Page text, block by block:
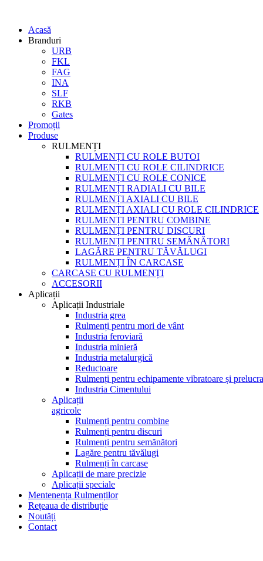
Acasă
Branduri
URB
FKL
FAG
INA
SLF
RKB
Gates
Promoții
Produse
RULMENȚI
RULMENȚI CU ROLE BUTOI
RULMENȚI CU ROLE CILINDRICE
RULMENȚI CU ROLE CONICE
RULMENȚI RADIALI CU BILE
RULMENȚI AXIALI CU BILE
RULMENȚI AXIALI CU ROLE CILINDRICE
RULMENȚI PENTRU COMBINE
RULMENȚI PENTRU DISCURI
RULMENȚI PENTRU SEMĂNĂTORI
LAGĂRE PENTRU TĂVĂLUGI
RULMENȚI ÎN CARCASE
CARCASE CU RULMENȚI
ACCESORII
Aplicații
Aplicații Industriale
Industria grea
Rulmenți pentru mori de vânt
Industria feroviară
Industria minieră
Industria metalurgică
Reductoare
Rulmenți pentru echipamente vibratoare și
Industria Cimentului
Aplicații
agricole
Rulmenți pentru combine
Rulmenți pentru discuri
Rulmenți pentru semănători
Lagăre pentru tăvălugi
Rulmenți în carcase
Aplicații de mare precizie
Aplicații speciale
Mentenența Rulmenților
Rețeaua de distribuție
Noutăți
Contact